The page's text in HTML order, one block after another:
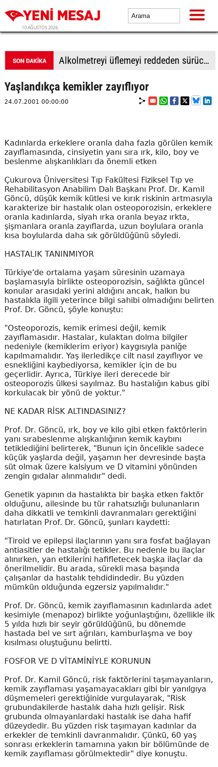
10 AĞUSTOS 2026
Alkolmetreyi üflemeyi reddeden sürücüye 350 bin TL ceza
Yaşlandıkça kemikler zayıflıyor
24.07.2001 00:00:00
Kadınlarda erkeklere oranla daha fazla görülen kemik
zayıflamasında, cinsiyetin yanı sıra ırk, kilo, boy ve
beslenme alışkanlıkları da önemli etken
Çukurova Üniversitesi Tıp Fakültesi Fiziksel Tıp ve
Rehabilitasyon Anabilim Dalı Başkanı Prof. Dr. Kamil
Göncü, düşük kemik kütlesi ve kırık riskinin artmasıyla
karakterize bir hastalık olan osteoporozisin, erkeklere
oranla kadınlarda, siyah ırka oranla beyaz ırkta,
şişmanlara oranla zayıflarda, uzun boylulara oranla
kısa boylularda daha sık görüldüğünü söyledi.
HASTALIK TANINMIYOR
Türkiye'de ortalama yaşam süresinin uzamaya
başlamasıyla birlikte osteoporozisin, sağlıkta güncel
konular arasıdaki yerini aldığını ancak, halkın bu
hastalıkla ilgili yeterince bilgi sahibi olmadığını belirten
Prof. Dr. Göncü, şöyle konuştu:
"Osteoporozis, kemik erimesi değil, kemik
zayıflamasıdır. Hastalar, kulaktan dolma bilgiler
nedeniyle (kemiklerim eriyor) kaygısıyla paniğe
kapılmamalıdır. Yaş ilerledikçe cilt nasıl zayıflıyor ve
esnekliğini kaybediyorsa, kemikler için de bu
geçerlidir. Ayrıca, Türkiye ileri derecede bir
osteoporozis ülkesi sayılmaz. Bu hastalığın kabus gibi
korkulacak bir yönü de yoktur."
NE KADAR RİSK ALTINDASINIZ?
Prof. Dr. Göncü, ırk, boy ve kilo gibi etken faktörlerin
yanı sırabeslenme alışkanlığının kemik kaybını
tetiklediğini belirterek, "Bunun için öncelikle sadece
küçük yaşlarda değil, yaşamın her devresinde başta
süt olmak üzere kalsiyum ve D vitamini yönünden
zengin gıdalar alınmalıdır" dedi.
Genetik yapının da hastalıkta bir başka etken faktör
olduğunu, ailesinde bu tür rahatsızlığı bulunanların
daha dikkatli ve temkinli davranmaları gerektiğini
hatırlatan Prof. Dr. Göncü, şunları kaydetti:
"Tiroid ve epilepsi ilaçlarının yanı sıra fosfat bağlayan
antiasitler de hastalığı tetikler. Bu nedenle bu ilaçlar
alınırken, yan etkilerini hafifletecek başka ilaçlar da
önerilmelidir. Bu arada, sürekli masa başında
çalışanlar da hastalık tehdidindedir. Bu yüzden
mümkün olduğunda egzersiz yapılmalıdır."
Prof. Dr. Göncü, kemik zayıflamasının kadınlarda adet
kesimiyle (menapoz) birlikte yoğunlaştığını, özellikle ilk
5 yılda hızlı bir seyir görüldüğünü, bu dönemde
hastada bel ve sırt ağrıları, kamburlaşma ve boy
kısılması oluştuğunu belirtti.
FOSFOR VE D VİTAMİNİYLE KORUNUN
Prof. Dr. Kamil Göncü, risk faktörlerini taşımayanların,
kemik zayıflaması yaşamayacakları gibi bir yanılgıya
düşmemeleri gerektiğinide vurgulayarak, "Risk
grubundakilerde hastalık daha hızlı gelişir. Risk
grubunda olmayanlardaki hastalık ise daha hafif
düzeydedir. Bu yüzden risk taşımayan kadınlar da
erkekler de temkinli davranmalıdır. Çünkü, 60 yaş
sonrası erkeklerin tamamına yakın bir bölümünde de
kemik zayıflaması görülmektedir" diye konuştu.